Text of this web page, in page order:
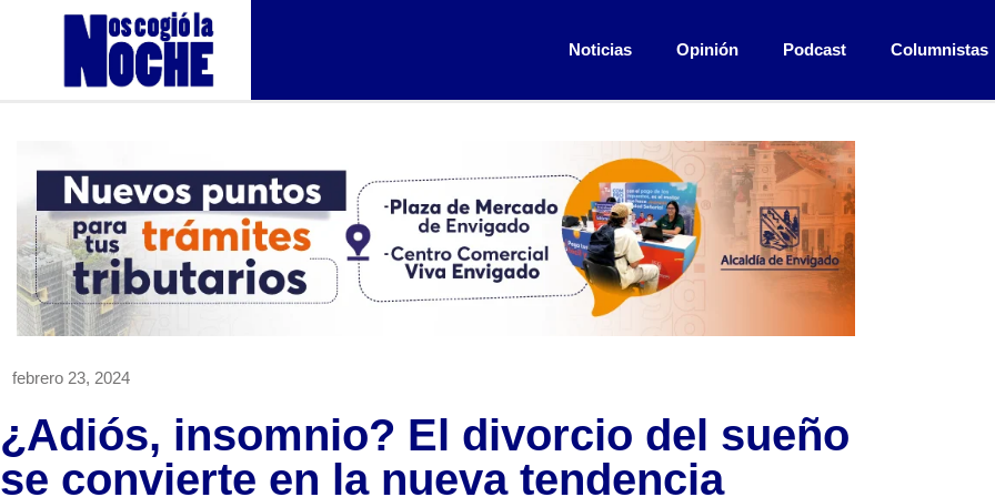
Noticias Opinión Podcast Columnistas
febrero 23, 2024
¿Adiós, insomnio? El divorcio del sueño
se convierte en la nueva tendencia